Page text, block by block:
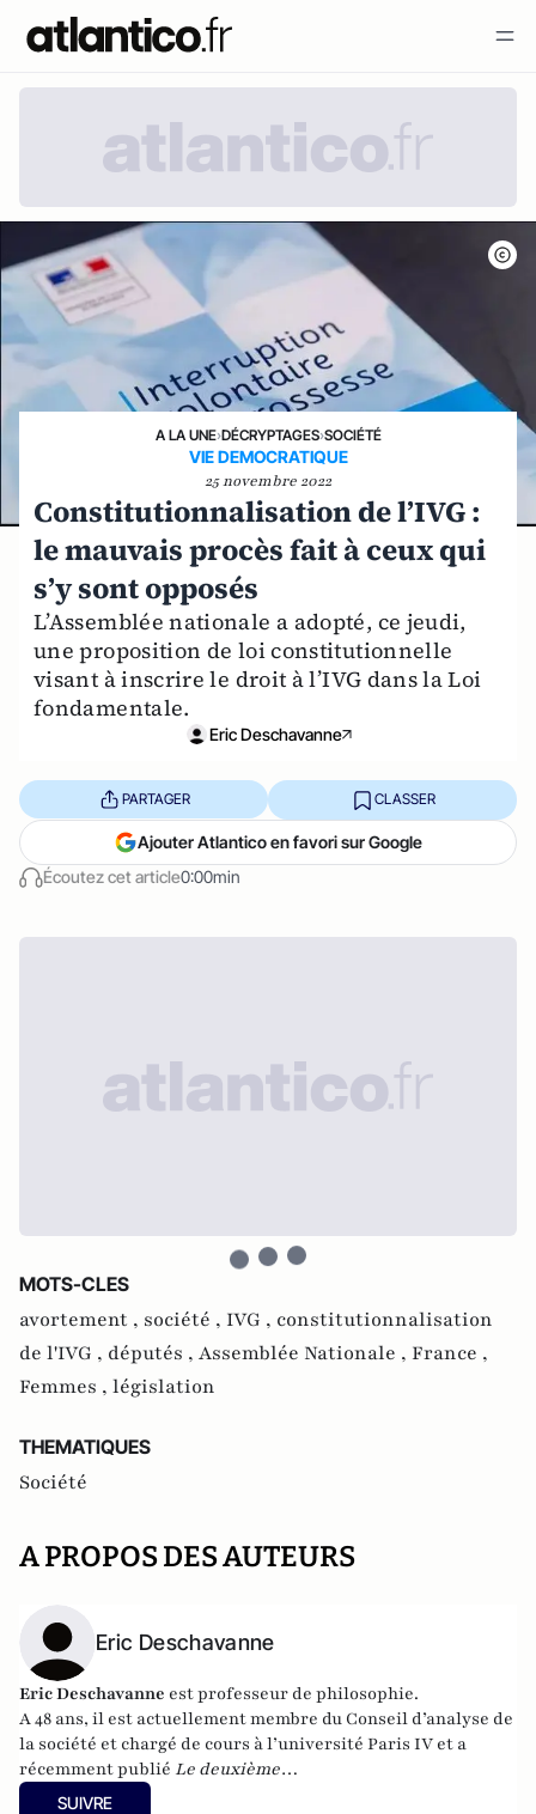
A LA UNE›DÉCRYPTAGES›SOCIÉTÉ
VIE DEMOCRATIQUE
25 novembre 2022
Constitutionnalisation de l’IVG :
le mauvais procès fait à ceux qui
s’y sont opposés
L’Assemblée nationale a adopté, ce jeudi,
une proposition de loi constitutionnelle
visant à inscrire le droit à l’IVG dans la Loi
fondamentale.
Eric Deschavanne
Écoutez cet article0:00min
PARTAGER CLASSER
Ajouter Atlantico en favori sur Google
MOTS-CLES
avortement , société , IVG , constitutionnalisation
de l'IVG , députés , Assemblée Nationale , France ,
Femmes , législation
THEMATIQUES
Société
A PROPOS DES AUTEURS
Eric Deschavanne
Eric Deschavanne est professeur de philosophie.
A 48 ans, il est actuellement membre du Conseil d’analyse de
la société et chargé de cours à l’université Paris IV et a
récemment publié Le deuxième
humanisme – Introduction à la pensée de Luc Ferry
SUIVRE